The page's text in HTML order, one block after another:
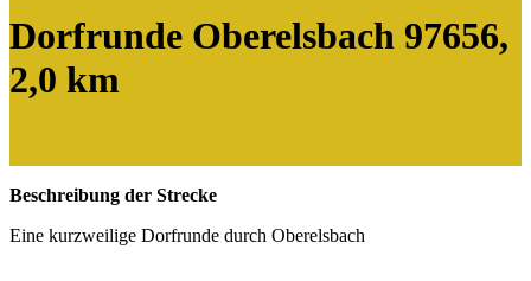
Dorfrunde Oberelsbach 97656,
2,0 km
Beschreibung der Strecke
Eine kurzweilige Dorfrunde durch Oberelsbach